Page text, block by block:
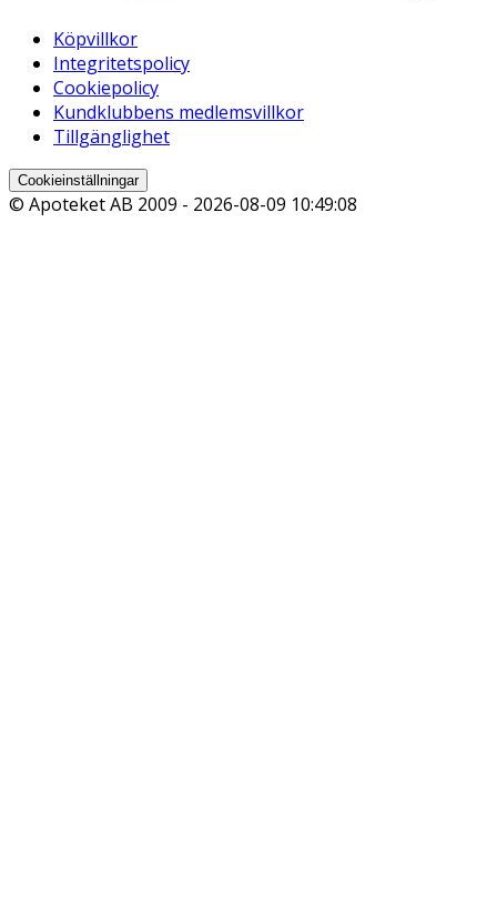
Köpvillkor
Integritetspolicy
Cookiepolicy
Kundklubbens medlemsvillkor
Tillgänglighet
Cookieinställningar
© Apoteket AB 2009 - 2026-08-09 10:49:08